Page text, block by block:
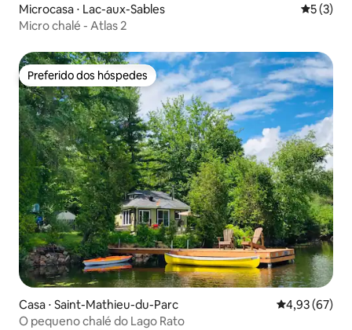
Microcasa ⋅ Lac-aux-Sables 5 de
5 (3)
Micro chalé - Atlas 2
Preferido dos hóspedes
Preferido dos hóspedes
Casa ⋅ Saint-Mathieu-du-Parc 4,93 de uma
4,93 (67)
O pequeno chalé do Lago Rato